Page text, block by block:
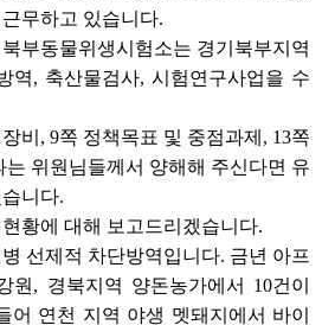
무하고 있습니다.
부동물위생시험소는 경기북부지역
역, 축산물검사, 시험연구사업을 수
비, 9쪽 정책목표 및 중점과제, 13쪽
는 위원님들께서 양해해 주신다면 유
니다.
황에 대해 보고드리겠습니다.
선제적 차단방역입니다. 금년 아프
원, 경북지역 양돈농가에서 10건이
어 연천 지역 야생 멧돼지에서 바이